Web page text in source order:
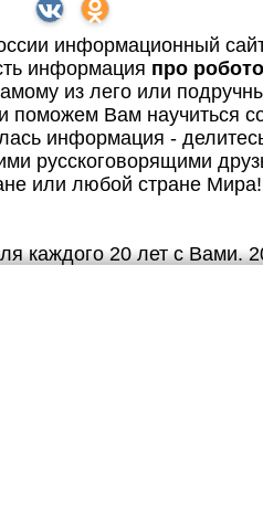
информационный
информация про
из лего или
Вам научиться
информация -
русскоговорящими
или любой стране Мира!
каждого 20 лет с Вами.